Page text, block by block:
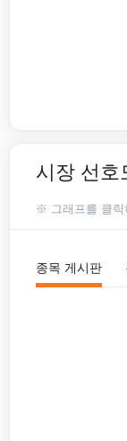
시장 선호
※ 그래프를 클릭
종목 게시판